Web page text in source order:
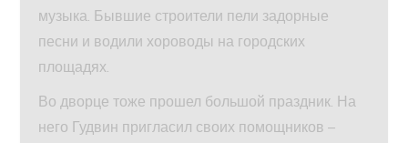
музыка. Бывшие строители пели задорные
песни и водили хороводы на городских
площадях.
Во дворце тоже прошел большой праздник. На
него Гудвин пригласил своих помощников –